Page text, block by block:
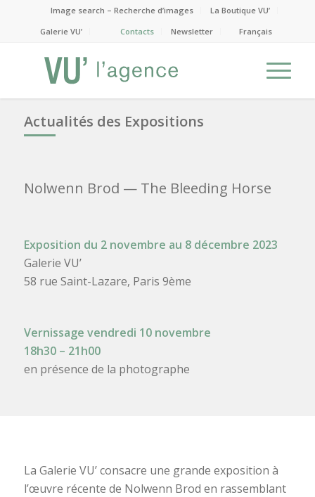
Image search – Recherche d’images
La Boutique VU’
Galerie VU’
Contacts Newsletter Français
Actualités des Expositions
Nolwenn Brod — The Bleeding Horse
Exposition du 2 novembre au 8 décembre 2023
Galerie VU’
58 rue Saint-Lazare, Paris 9ème
Vernissage vendredi 10 novembre
18h30 – 21h00
en présence de la photographe
La Galerie VU’ consacre une grande exposition à
l’œuvre récente de Nolwenn Brod en rassemblant